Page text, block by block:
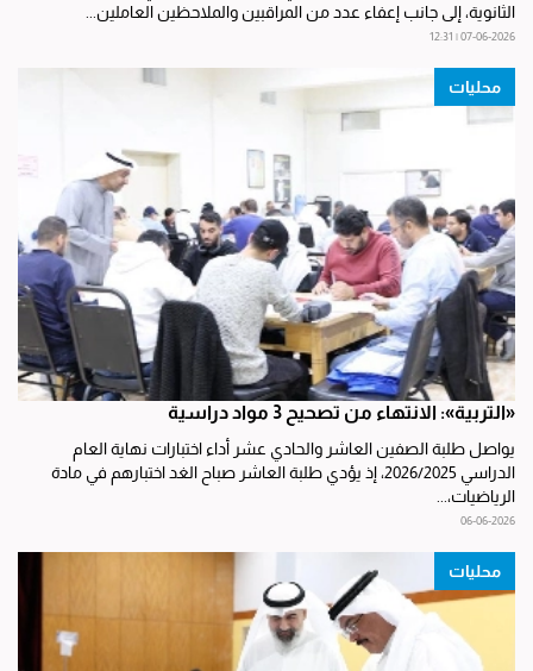
الثانوية، إلى جانب إعفاء عدد من المراقبين والملاحظين العاملين...
07-06-2026 | 12:31
محليات
«التربية»: الانتهاء من تصحيح 3 مواد دراسية
يواصل طلبة الصفين العاشر والحادي عشر أداء اختبارات نهاية العام
الدراسي 2026/2025، إذ يؤدي طلبة العاشر صباح الغد اختبارهم في مادة
الرياضيات،...
06-06-2026
محليات